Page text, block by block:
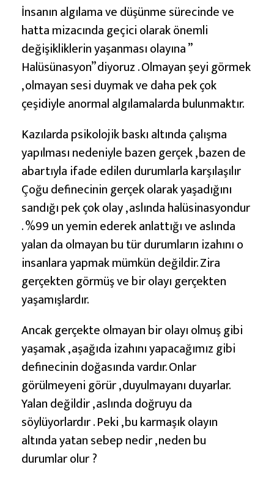
r
d
ü
ğ
ü
H
a
l
ü
s
i
n
a
s
y
o
n
l
a
r
İnsanın algılama ve düşünme sürecinde ve
hatta mizacında geçici olarak önemli
değişikliklerin yaşanması olayına ”
Halüsünasyon” diyoruz . Olmayan şeyi görmek
, olmayan sesi duymak ve daha pek çok
çeşidiyle anormal algılamalarda bulunmaktır.
Kazılarda psikolojik baskı altında çalışma
yapılması nedeniyle bazen gerçek , bazen de
abartıyla ifade edilen durumlarla karşılaşılır
Çoğu definecinin gerçek olarak yaşadığını
sandığı pek çok olay , aslında halüsinasyondur
. %99 un yemin ederek anlattığı ve aslında
yalan da olmayan bu tür durumların izahını o
insanlara yapmak mümkün değildir. Zira
gerçekten görmüş ve bir olayı gerçekten
yaşamışlardır.
Ancak gerçekte olmayan bir olayı olmuş gibi
yaşamak , aşağıda izahını yapacağımız gibi
definecinin doğasında vardır. Onlar
görülmeyeni görür , duyulmayanı duyarlar.
Yalan değildir , aslında doğruyu da
söylüyorlardır . Peki , bu karmaşık olayın
altında yatan sebep nedir , neden bu
durumlar olur ?